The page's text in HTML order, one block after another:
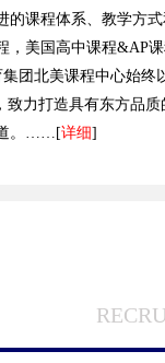
的课程体系、教学方
，美国高中课程&AP
团北美课程中心始
力打造具有东方品
道。……[详细]